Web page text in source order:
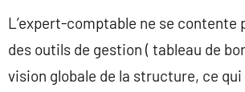
L’expert-comptable ne se
des outils de gestion ( tableau de
vision globale de la structure, ce